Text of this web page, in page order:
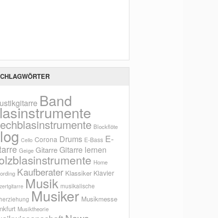
Band
Blockflöte
Cello Corona Drums E-Bass E-
Geige Gitarre Gitarre lernen
Home
Kaufberater Klassiker Klavier
Musik musikalische
Musiker Musikmesse
Musiktheorie